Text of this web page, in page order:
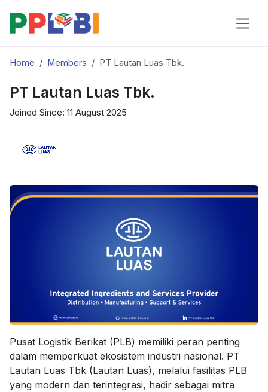
Home Members PT Lautan Luas Tbk.
PT Lautan Luas Tbk.
Joined Since: 11 August 2025
Pusat Logistik Berikat (PLB) memiliki peran penting
dalam memperkuat ekosistem industri nasional. PT
Lautan Luas Tbk (Lautan Luas), melalui fasilitas PLB
yang modern dan terintegrasi, hadir sebagai mitra